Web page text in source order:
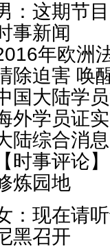
：这期节
事新闻
年欧洲
除迫害 唤
国大陆学
外学员证
陆综合消息
【时事评论
炼园地
：现在请
黑召开